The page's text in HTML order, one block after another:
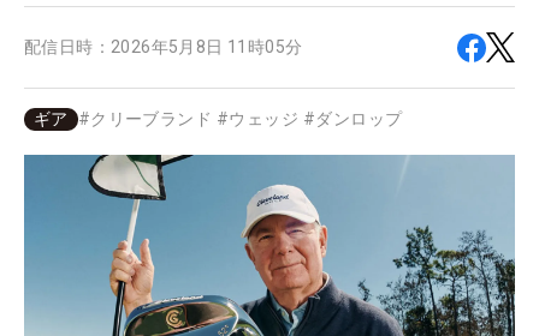
配信日時： 2026年5月8日 11時05分
ギア #クリーブランド #ウェッジ #ダンロップ